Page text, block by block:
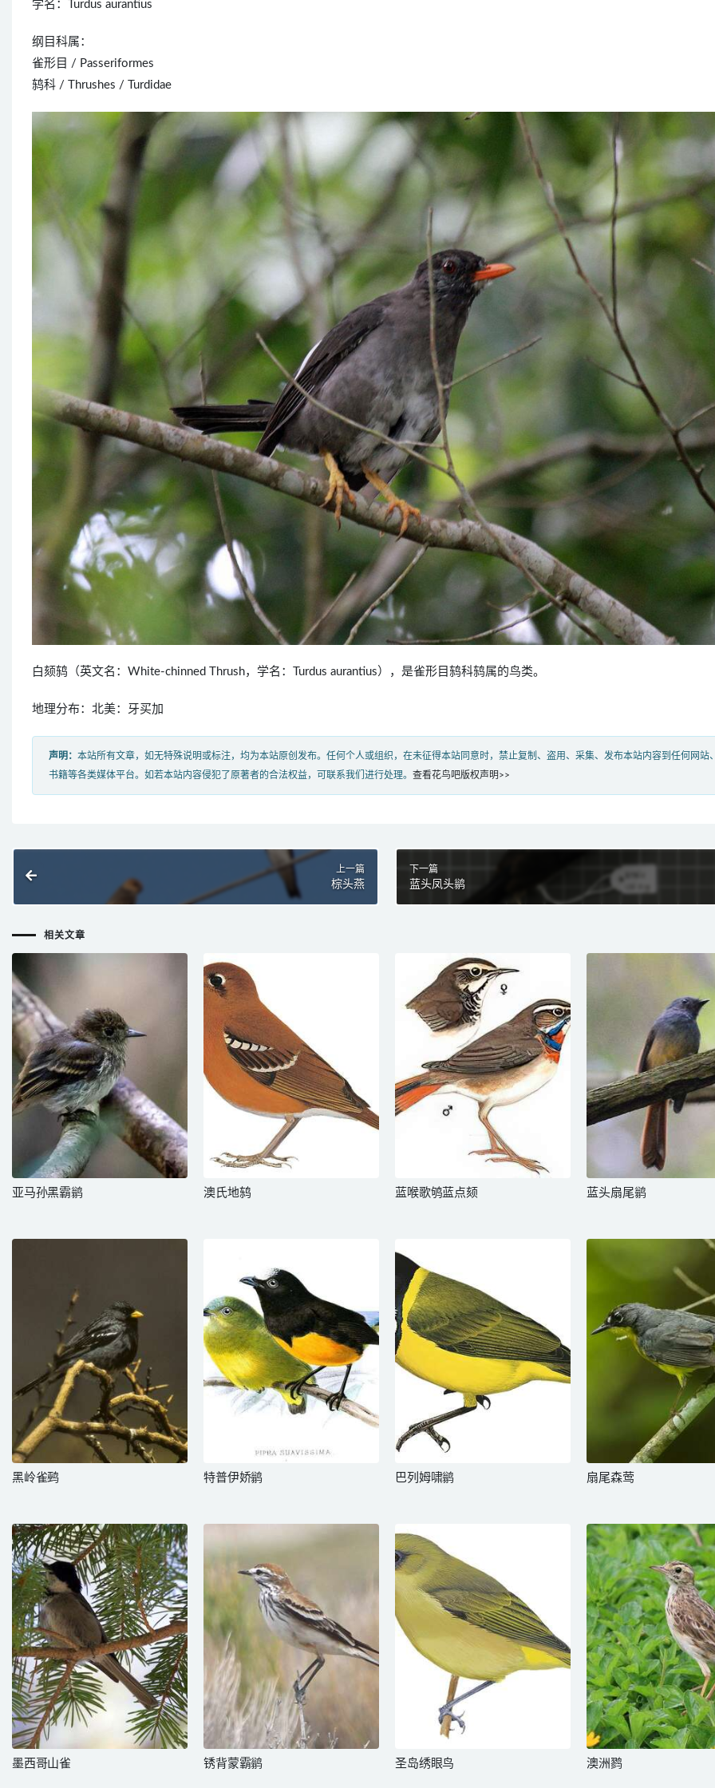
学名：Turdus aurantius
纲目科属：
雀形目 / Passeriformes
鸫科 / Thrushes / Turdidae
白颏鸫（英文名：White-chinned Thrush，学名：Turdus aurantius），是雀形目鸫科鸫属的鸟类。
地理分布：北美：牙买加
声明： 本站所有文章，如无特殊说明或标注，均为本站原创发布。任何个人或组织，在未征得本站同意时，禁止复制、盗用、采集、发布本站内容到任何网站
书籍等各类媒体平台。如若本站内容侵犯了原著者的合法权益，可联系我们进行处理。 查看花鸟吧版权声明>>
上一篇
棕头燕
下一篇
蓝头凤头鹟
相关文章
亚马孙黑霸鹟 澳氏地鸫 蓝喉歌鸲蓝点颏 蓝头扇尾鹟
黑岭雀鹀 特普伊娇鹟 巴列姆啸鹟 扇尾森莺
墨西哥山雀 锈背蒙霸鹟 圣岛绣眼鸟 澳洲鹨